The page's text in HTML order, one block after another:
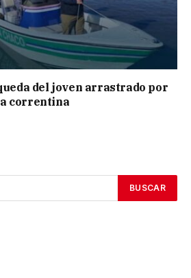
del joven arrastrado por
correntina